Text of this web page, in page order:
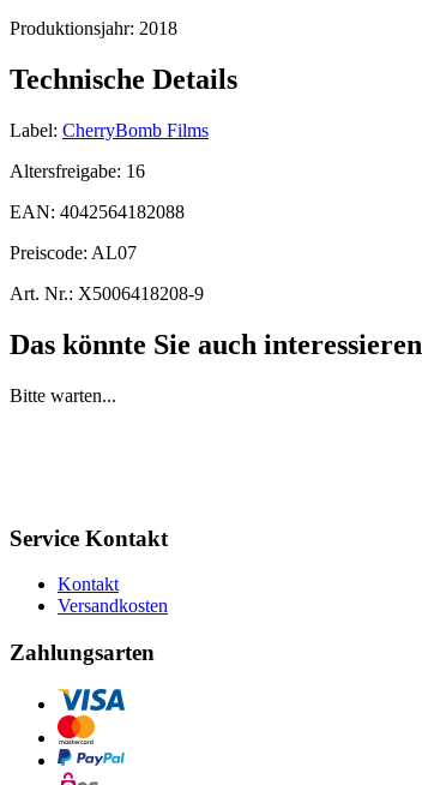
Produktionsjahr: 2018
Technische Details
Label: CherryBomb Films
Altersfreigabe: 16
EAN: 4042564182088
Preiscode: AL07
Art. Nr.: X5006418208-9
Das könnte Sie auch interessieren
Bitte warten...
Service Kontakt
Kontakt
Versandkosten
Zahlungsarten